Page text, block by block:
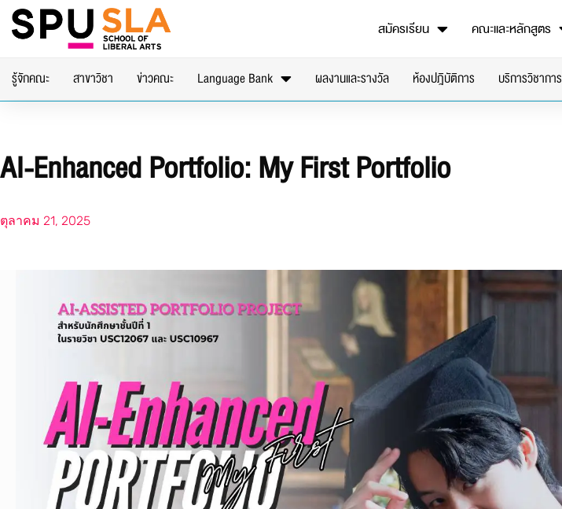
สมัครเรียน คณะและหลักสูตร
รู้จักคณะ สาขาวิชา ข่าวคณะ Language Bank ผลงานและรางวัล ห้องปฎิบัติการ บริการวิชาการ
AI-Enhanced Portfolio: My First Portfolio
ตุลาคม 21, 2025